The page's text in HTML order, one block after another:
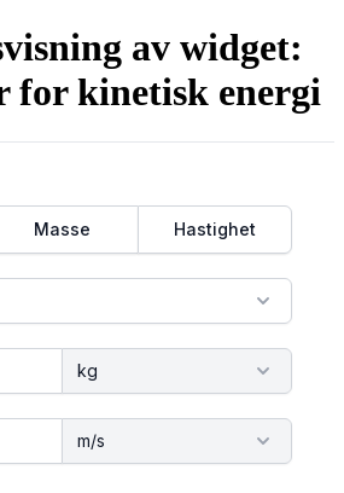
av widget:
for kinetisk energi